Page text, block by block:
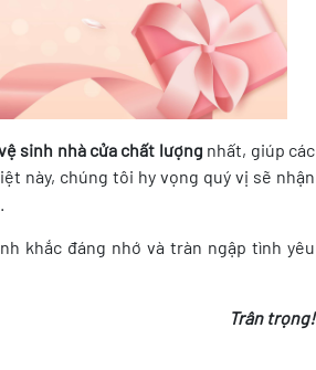
sinh nhà cửa chất lượng nhất, giúp các
này, chúng tôi hy vọng quý vị sẽ nhận
khắc đáng nhớ và tràn ngập tình yêu
Trân trọng!